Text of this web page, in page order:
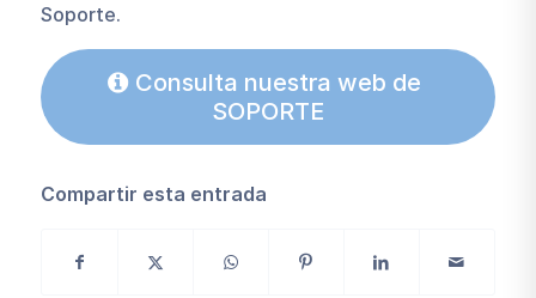
Soporte.
Consulta nuestra web de
SOPORTE
Compartir esta entrada